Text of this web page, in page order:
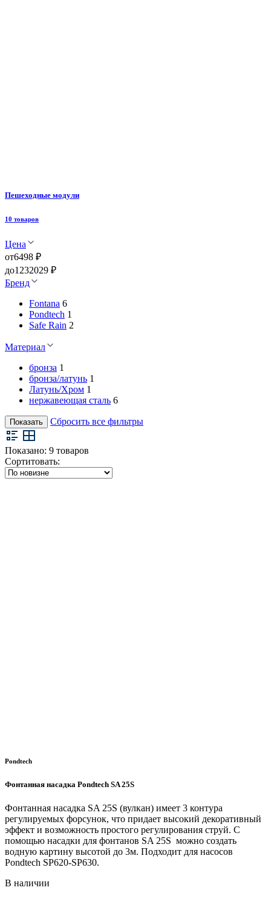
Пешеходные модули
10 товаров
Цена
от6498 ₽
до1232029 ₽
Бренд
Fontana 6
Pondtech 1
Safe Rain 2
Материал
бронза 1
бронза/латунь 1
Латунь/Хром 1
нержавеющая сталь 6
Показать Сбросить все фильтры
Показано: 9 товаров
Сортитовать:
Pondtech
Фонтанная насадка Pondtech SA 25S
Фонтанная насадка SA 25S (вулкан) имеет 3 контура
регулируемых форсунок, что придает высокий декоративный
эффект и возможность простого регулирования струй. С
помощью насадки для фонтанов SA 25S можно создать
водную картину высотой до 3м. Подходит для насосов
Pondtech SP620-SP630.
В наличии